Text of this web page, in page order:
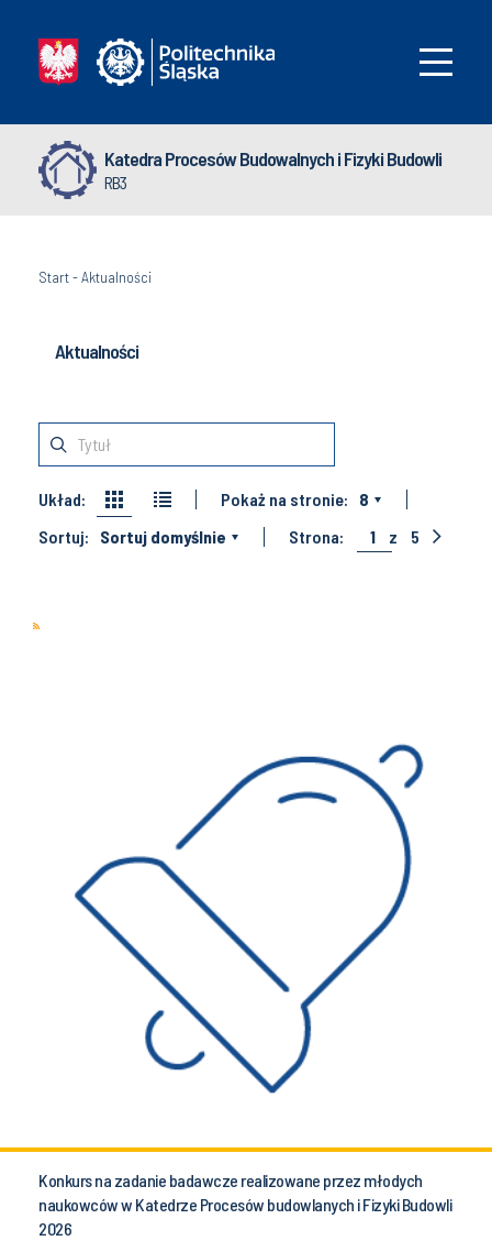
Katedra Procesów Budowalnych i Fizyki Budowli
RB3
Start-Aktualności
Aktualności
Układ: Pokaż na stronie:
8
Sortuj:
Sortuj domyślnie Strona: 1 z 5
Konkurs na zadanie badawcze realizowane przez młodych
naukowców w Katedrze Procesów budowlanych i Fizyki Budowli
2026